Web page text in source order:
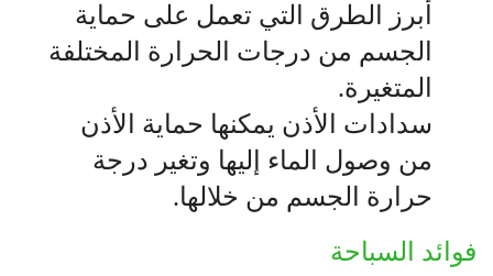
أبرز الطرق التي تعمل على حماية
الجسم من درجات الحرارة المختلفة
المتغيرة.
سدادات الأذن يمكنها حماية الأذن
من وصول الماء إليها وتغير درجة
حرارة الجسم من خلالها.
فوائد السباحة